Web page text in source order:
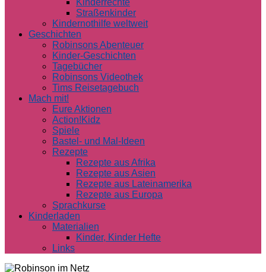
Kinderrechte
Straßenkinder
Kindernothilfe weltweit
Geschichten
Robinsons Abenteuer
Kinder-Geschichten
Tagebücher
Robinsons Videothek
Tims Reisetagebuch
Mach mit!
Eure Aktionen
Action!Kidz
Spiele
Bastel- und Mal-Ideen
Rezepte
Rezepte aus Afrika
Rezepte aus Asien
Rezepte aus Lateinamerika
Rezepte aus Europa
Sprachkurse
Kinderladen
Materialien
Kinder, Kinder Hefte
Links